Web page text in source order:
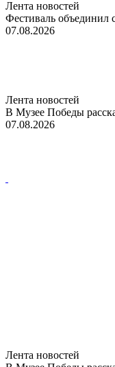
Лента новостей
Фестиваль объединил
07.08.2026
Лента новостей
В Музее Победы
07.08.2026
Лента новостей